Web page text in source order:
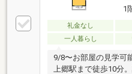
1
礼金なし
一人暮らし
9/8〜お部屋の見学可
上郷駅まで徒歩10分